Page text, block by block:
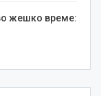
жешко време: